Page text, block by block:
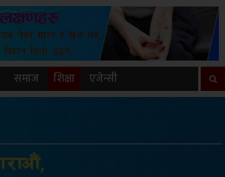
समाज शिक्षा एजेन्सी